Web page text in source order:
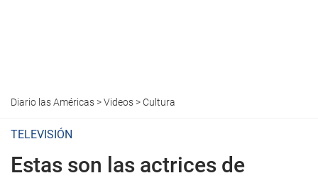
Diario las Américas>Videos> Cultura
TELEVISIÓN
Estas son las actrices de